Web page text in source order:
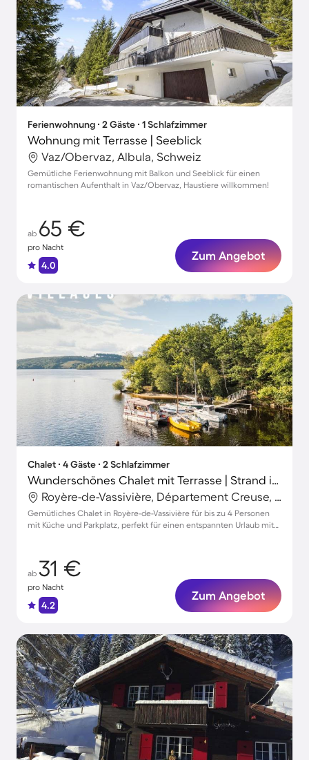
Ferienwohnung ∙ 2 Gäste ∙ 1 Schlafzimmer
Wohnung mit Terrasse | Seeblick
Vaz/Obervaz, Albula, Schweiz
Gemütliche Ferienwohnung mit Balkon und Seeblick für einen
romantischen Aufenthalt in Vaz/Obervaz, Haustiere willkommen!
ab 65 €
pro Nacht
4.0
Zum Angebot
Chalet ∙ 4 Gäste ∙ 2 Schlafzimmer
Wunderschönes Chalet mit Terrasse | Strand in der Nähe | Hunde erlaubt
Royère-de-Vassivière, Département Creuse, Frankreich
Gemütliches Chalet in Royère-de-Vassivière für bis zu 4 Personen
mit Küche und Parkplatz, perfekt für einen entspannten Urlaub mit
ab 31 €
pro Nacht
4.2
Zum Angebot